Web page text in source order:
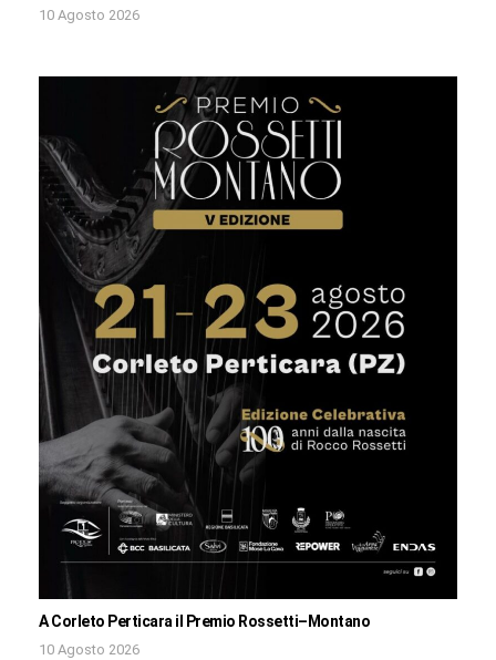
10 Agosto 2026
A Corleto Perticara il Premio Rossetti–Montano
10 Agosto 2026